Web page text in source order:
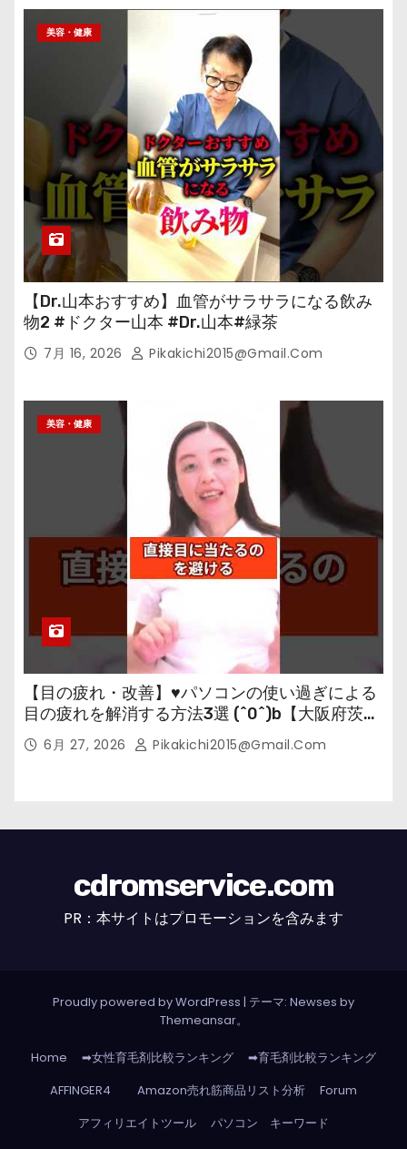
美容・健康
【Dr.山本おすすめ】血管がサラサラになる飲み
物2 #ドクター山本 #Dr.山本#緑茶
7月 16, 2026 Pikakichi2015@gmail.com
美容・健康
【目の疲れ・改善】♥パソコンの使い過ぎによる
目の疲れを解消する方法3選 (^0^)b【大阪府茨木
市の女性・美容鍼灸・整体師が教えます。】
6月 27, 2026 Pikakichi2015@gmail.com
cdromservice.com
PR：本サイトはプロモーションを含みます
Proudly powered by WordPress | テーマ: Newses by
Themeansar。
Home ➡女性育毛剤比較ランキング
➡育毛剤比較ランキング
AFFINGER4
Amazon売れ筋商品リスト分析
Forum
アフィリエイトツール
パソコン キーワード